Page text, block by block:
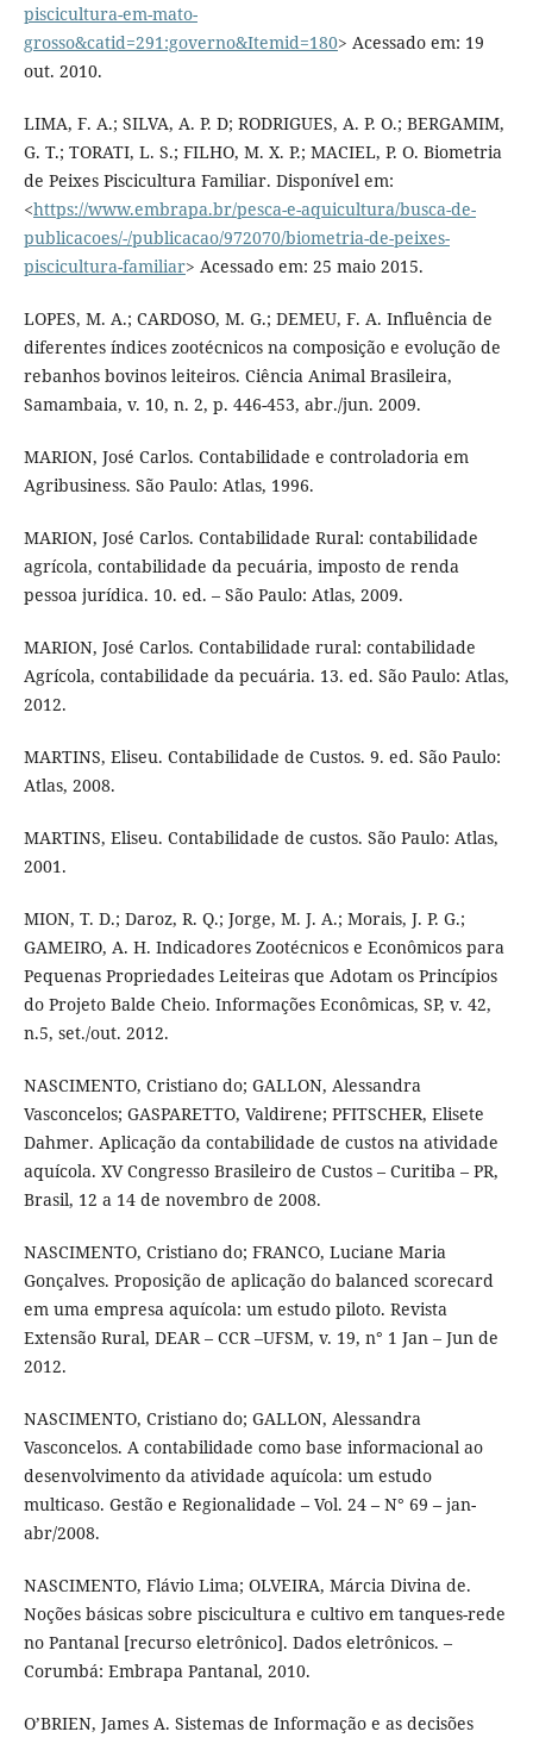
piscicultura-em-mato-
grosso&catid=291:governo&Itemid=180> Acessado em: 19
out. 2010.
LIMA, F. A.; SILVA, A. P. D; RODRIGUES, A. P. O.; BERGAMIM,
G. T.; TORATI, L. S.; FILHO, M. X. P.; MACIEL, P. O. Biometria
de Peixes Piscicultura Familiar. Disponível em:
<https://www.embrapa.br/pesca-e-aquicultura/busca-de-
publicacoes/-/publicacao/972070/biometria-de-peixes-
piscicultura-familiar> Acessado em: 25 maio 2015.
LOPES, M. A.; CARDOSO, M. G.; DEMEU, F. A. Influência de
diferentes índices zootécnicos na composição e evolução de
rebanhos bovinos leiteiros. Ciência Animal Brasileira,
Samambaia, v. 10, n. 2, p. 446-453, abr./jun. 2009.
MARION, José Carlos. Contabilidade e controladoria em
Agribusiness. São Paulo: Atlas, 1996.
MARION, José Carlos. Contabilidade Rural: contabilidade
agrícola, contabilidade da pecuária, imposto de renda
pessoa jurídica. 10. ed. – São Paulo: Atlas, 2009.
MARION, José Carlos. Contabilidade rural: contabilidade
Agrícola, contabilidade da pecuária. 13. ed. São Paulo: Atlas,
2012.
MARTINS, Eliseu. Contabilidade de Custos. 9. ed. São Paulo:
Atlas, 2008.
MARTINS, Eliseu. Contabilidade de custos. São Paulo: Atlas,
2001.
MION, T. D.; Daroz, R. Q.; Jorge, M. J. A.; Morais, J. P. G.;
GAMEIRO, A. H. Indicadores Zootécnicos e Econômicos para
Pequenas Propriedades Leiteiras que Adotam os Princípios
do Projeto Balde Cheio. Informações Econômicas, SP, v. 42,
n.5, set./out. 2012.
NASCIMENTO, Cristiano do; GALLON, Alessandra
Vasconcelos; GASPARETTO, Valdirene; PFITSCHER, Elisete
Dahmer. Aplicação da contabilidade de custos na atividade
aquícola. XV Congresso Brasileiro de Custos – Curitiba – PR,
Brasil, 12 a 14 de novembro de 2008.
NASCIMENTO, Cristiano do; FRANCO, Luciane Maria
Gonçalves. Proposição de aplicação do balanced scorecard
em uma empresa aquícola: um estudo piloto. Revista
Extensão Rural, DEAR – CCR –UFSM, v. 19, n° 1 Jan – Jun de
2012.
NASCIMENTO, Cristiano do; GALLON, Alessandra
Vasconcelos. A contabilidade como base informacional ao
desenvolvimento da atividade aquícola: um estudo
multicaso. Gestão e Regionalidade – Vol. 24 – N° 69 – jan-
abr/2008.
NASCIMENTO, Flávio Lima; OLVEIRA, Márcia Divina de.
Noções básicas sobre piscicultura e cultivo em tanques-rede
no Pantanal [recurso eletrônico]. Dados eletrônicos. –
Corumbá: Embrapa Pantanal, 2010.
O’BRIEN, James A. Sistemas de Informação e as decisões